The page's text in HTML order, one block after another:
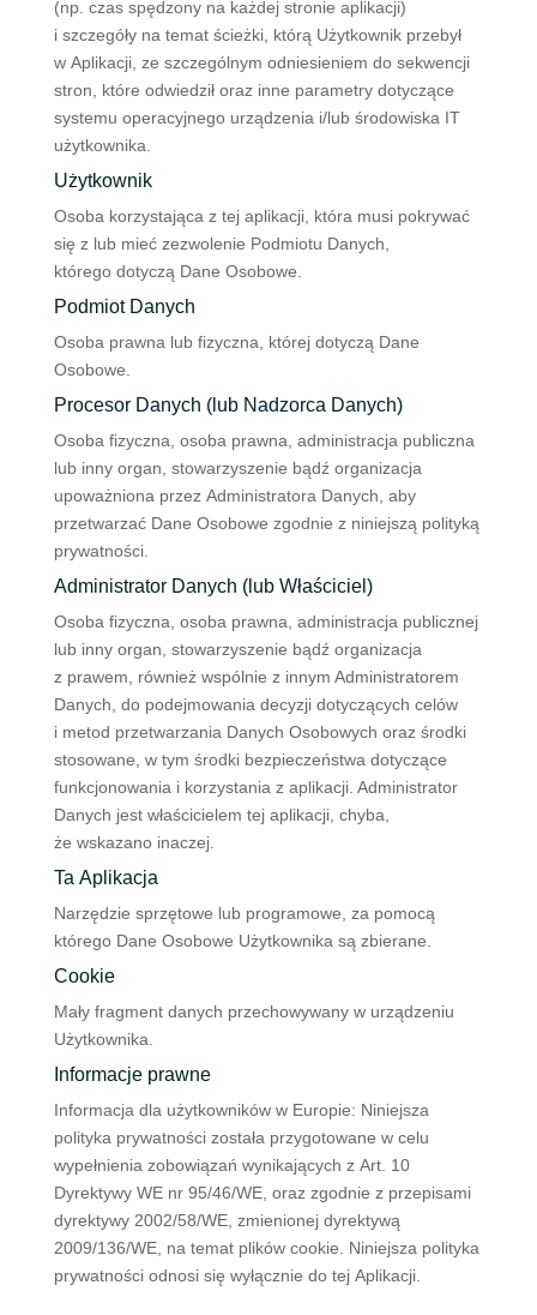
(np. czas spędzony na każdej stronie aplikacji)
i szczegóły na temat ścieżki, którą Użytkownik przebył
w Aplikacji, ze szczególnym odniesieniem do sekwencji
stron, które odwiedził oraz inne parametry dotyczące
systemu operacyjnego urządzenia i/lub środowiska IT
użytkownika.
Użytkownik
Osoba korzystająca z tej aplikacji, która musi pokrywać
się z lub mieć zezwolenie Podmiotu Danych,
którego dotyczą Dane Osobowe.
Podmiot Danych
Osoba prawna lub fizyczna, której dotyczą Dane
Osobowe.
Procesor Danych (lub Nadzorca Danych)
Osoba fizyczna, osoba prawna, administracja publiczna
lub inny organ, stowarzyszenie bądź organizacja
upoważniona przez Administratora Danych, aby
przetwarzać Dane Osobowe zgodnie z niniejszą polityką
prywatności.
Administrator Danych (lub Właściciel)
Osoba fizyczna, osoba prawna, administracja publicznej
lub inny organ, stowarzyszenie bądź organizacja
z prawem, również wspólnie z innym Administratorem
Danych, do podejmowania decyzji dotyczących celów
i metod przetwarzania Danych Osobowych oraz środki
stosowane, w tym środki bezpieczeństwa dotyczące
funkcjonowania i korzystania z aplikacji. Administrator
Danych jest właścicielem tej aplikacji, chyba,
że wskazano inaczej.
Ta Aplikacja
Narzędzie sprzętowe lub programowe, za pomocą
którego Dane Osobowe Użytkownika są zbierane.
Cookie
Mały fragment danych przechowywany w urządzeniu
Użytkownika.
Informacje prawne
Informacja dla użytkowników w Europie: Niniejsza
polityka prywatności została przygotowane w celu
wypełnienia zobowiązań wynikających z Art. 10
Dyrektywy WE nr 95/46/WE, oraz zgodnie z przepisami
dyrektywy 2002/58/WE, zmienionej dyrektywą
2009/136/WE, na temat plików cookie. Niniejsza polityka
prywatności odnosi się wyłącznie do tej Aplikacji.